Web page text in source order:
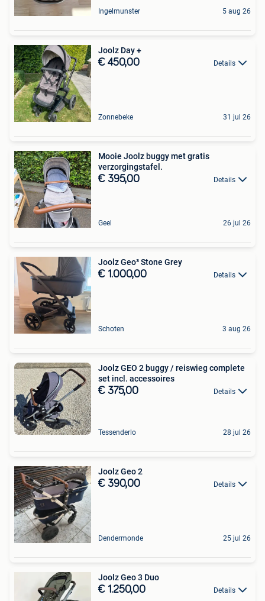
Ingelmunster 5 aug 26
Joolz Day +
€ 450,00 Details
Zonnebeke 31 jul 26
Mooie Joolz buggy met gratis
verzorgingstafel.
€ 395,00 Details
Geel 26 jul 26
Joolz Geo³ Stone Grey
€ 1.000,00 Details
Schoten 3 aug 26
Joolz GEO 2 buggy / reiswieg complete
set incl. accessoires
€ 375,00 Details
Tessenderlo 28 jul 26
Joolz Geo 2
€ 390,00 Details
Dendermonde 25 jul 26
Joolz Geo 3 Duo
€ 1.250,00 Details